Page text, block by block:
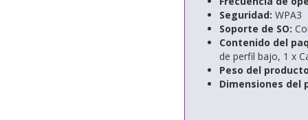
Seguridad: WPA3
Soporte de SO:
Contenido del
de perfil bajo, 1 x
Peso del
Dimensiones del